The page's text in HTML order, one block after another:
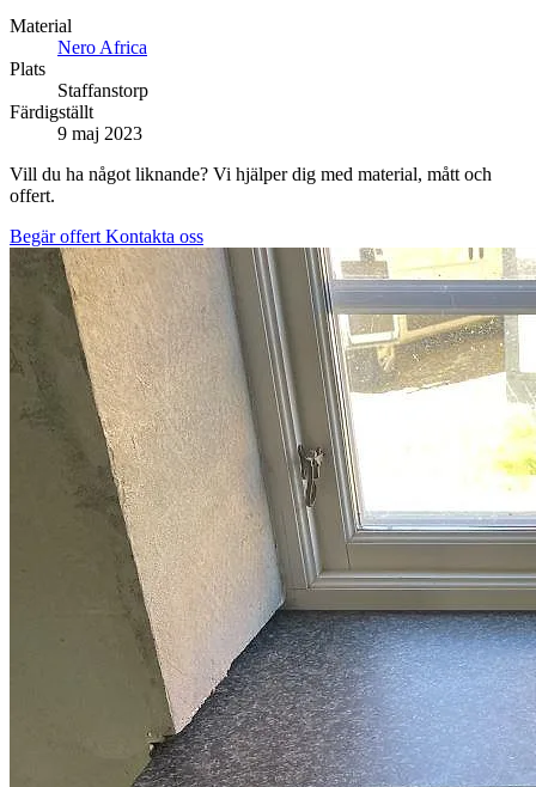
Material
Nero Africa
Plats
Staffanstorp
Färdigställt
9 maj 2023
Vill du ha något liknande? Vi hjälper dig med material, mått och
offert.
Begär offert Kontakta oss